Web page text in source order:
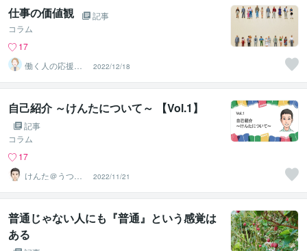
仕事の価値観
記事
コラム
17
働く人の応援団
Michiko：みちこ
さん
2022/12/18
自己紹介 ～けんたについて～ 【Vol.1】
記事
コラム
17
けんた＠うつを
克服した現役課
長
2022/11/21
普通じゃない人にも『普通』という感覚は
ある